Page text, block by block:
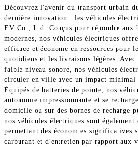
Découvrez l'avenir du transport urbain
dernière innovation : les véhicules
EV Co., Ltd. Conçus pour répondre aux
modernes, nos véhicules électriques
efficace et économe en ressources pour
quotidiens et les livraisons légères. Avec
faible niveau sonore, nos véhicules
circuler en ville avec un impact minimal
Équipés de batteries de pointe, nos
autonomie impressionnante et se
domicile ou sur des bornes de recharge
nos véhicules électriques sont également
permettant des économies significatives
carburant et d'entretien par rapport aux